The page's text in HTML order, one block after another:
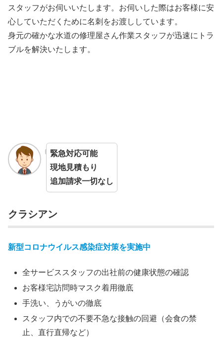
スタッフがお伺いいたします。お伺いした際はお客様に安
心していただくために名刺をお渡ししています。
身元の確かな水道の修理屋さん作業スタッフが迅速にトラ
ブルを解決いたします。
緊急対応可能
現地見積もり
追加請求一切なし
クラシアン
新型コロナウイルス感染症対策を実施中
全サービススタッフの出社前の健康状態の確認
お客様宅訪問時マスク着用徹底
手洗い、うがいの徹底
スタッフ内での不要不急な接触の回避（会食の禁
止、直行直帰など）